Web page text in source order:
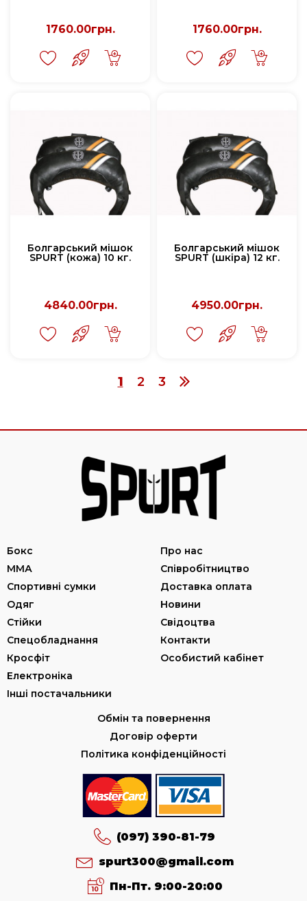
1760.00грн. 1760.00грн.
Болгарський мішок
SPURT (кожа) 10 кг.
4840.00грн.
Болгарський мішок
SPURT (шкіра) 12 кг.
4950.00грн.
1 2 3
Бокс
ММА
Спортивні сумки
Одяг
Стійки
Спецобладнання
Кросфіт
Електроніка
Інші постачальники
Про нас
Співробітництво
Доставка оплата
Новини
Свідоцтва
Контакти
Особистий кабінет
Обмін та повернення
Договір оферти
Політика конфіденційності
(097) 390-81-79
spurt300@gmail.com
Пн-Пт. 9:00-20:00